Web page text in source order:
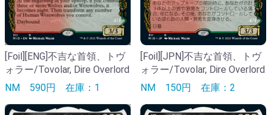
[Foil][ENG]不吉な首領、トヴ
ォラー/Tovolar, Dire Overlord
NM 590円 在庫：1
[Foil][JPN]不吉な首領、トヴ
ォラー/Tovolar, Dire Overlord
NM 150円 在庫：2